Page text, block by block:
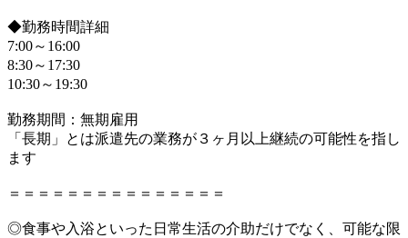
◆勤務時間詳細
7:00～16:00
8:30～17:30
10:30～19:30
勤務期間：無期雇用
「長期」とは派遣先の業務が３ヶ月以上継続の可能性を指し
ます
＝＝＝＝＝＝＝＝＝＝＝＝＝＝＝
◎食事や入浴といった日常生活の介助だけでなく、可能な限